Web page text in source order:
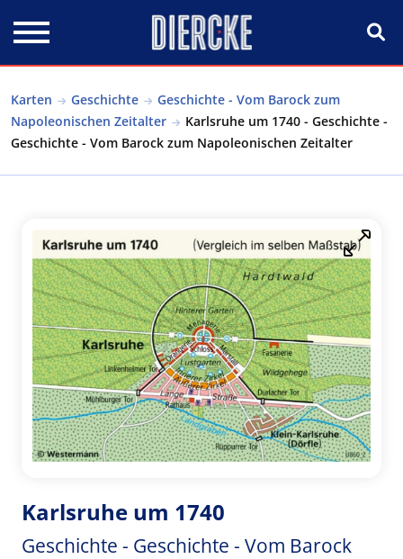
Karten Geschichte
Geschichte - Vom Barock zum
Napoleonischen Zeitalter
Karlsruhe um 1740 - Geschichte -
Geschichte - Vom Barock zum Napoleonischen Zeitalter
Karlsruhe um 1740
Geschichte - Geschichte - Vom Barock